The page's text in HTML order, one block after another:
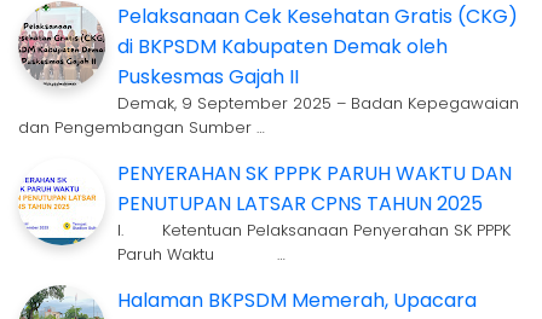
Pelaksanaan Cek Kesehatan Gratis (CKG)
di BKPSDM Kabupaten Demak oleh
Puskesmas Gajah II
Demak, 9 September 2025 – Badan Kepegawaian
dan Pengembangan Sumber …
PENYERAHAN SK PPPK PARUH WAKTU DAN
PENUTUPAN LATSAR CPNS TAHUN 2025
I. Ketentuan Pelaksanaan Penyerahan SK PPPK
Paruh Waktu …
Halaman BKPSDM Memerah, Upacara